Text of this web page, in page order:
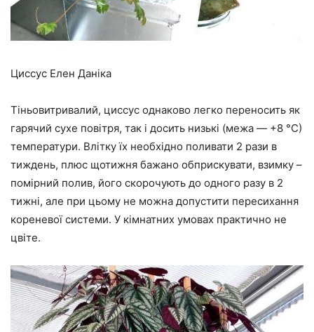
Циссус Елен Даніка
Тіньовитривалий, циссус однаково легко переносить як
гарячий сухе повітря, так і досить низькі (межа — +8 °С)
температури. Влітку їх необхідно поливати 2 рази в
тиждень, плюс щотижня бажано обприскувати, взимку –
помірний полив, його скорочують до одного разу в 2
тижні, але при цьому не можна допустити пересихання
кореневої системи. У кімнатних умовах практично не
цвіте.